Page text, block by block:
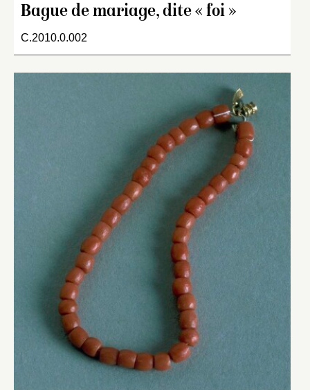
Bague de mariage, dite « foi »
C.2010.0.002